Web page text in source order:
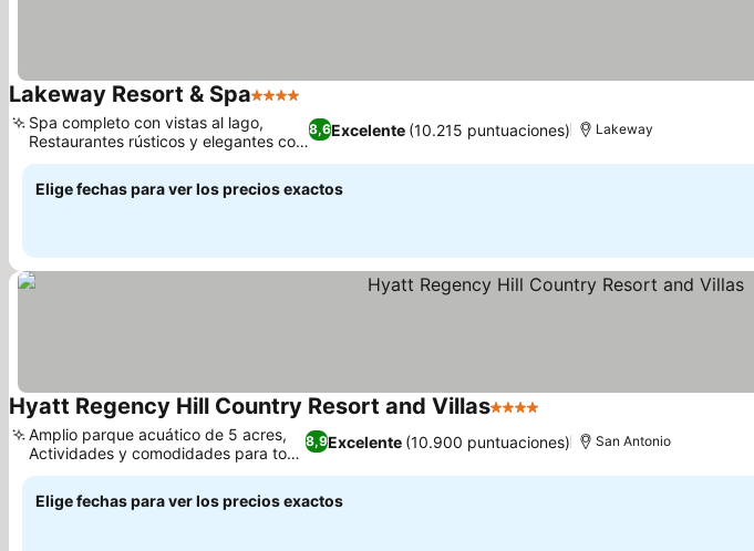
Lakeway Resort & Spa4 Estrellas
8,6Excelente (10.215 puntuaciones)
Spa completo con vistas al lago,
Restaurantes rústicos y elegantes con
vistas al lago
Lakeway
Elige fechas para ver los precios exactos
Hyatt Regency Hill Country Resort and Villas4 Estrellas
8,9Excelente (10.900 puntuaciones)
Amplio parque acuático de 5 acres,
Actividades y comodidades para toda
la familia
San Antonio
Elige fechas para ver los precios exactos